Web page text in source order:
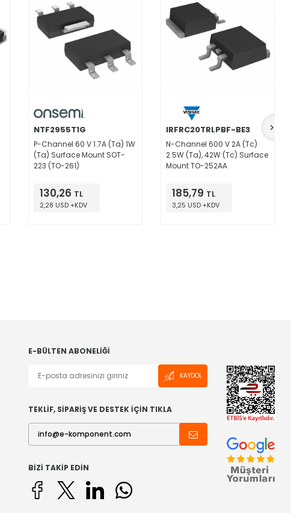
NTF2955T1G
P-Channel 60 V 1.7A (Ta) 1W
(Ta) Surface Mount SOT-
223 (TO-261)
130,26 TL
2,28 USD +KDV
IRFRC20TRLPBF-BE3
N-Channel 600 V 2A (Tc)
2.5W (Ta), 42W (Tc) Surface
Mount TO-252AA
185,79 TL
3,25 USD +KDV
E-BÜLTEN ABONELIĞI
KAYDOL
TEKLİF, SİPARİŞ VE DESTEK İÇİN TIKLA
BIZI TAKIP EDIN